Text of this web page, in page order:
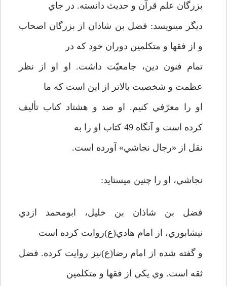
بزرگان علم قرآن و حديث دانسته. در جاي
ديگر مي­نويسد: فضل بن شاذان از بزرگان اصحاب
و از فقها و متكلمين دوران خود كه در
تمام فنون دين، جامعيّت داشت. او او از نظر
عظمت و شخصيت بالاتر از اين است كه ما
او را معرّفي كنيم. او صد و هشتاد كتاب تأليف
كرده است و آنگاه 49 كتاب او را به
نقل از «رجال نجاشي» آورده است.
نجاشي، او را چنين مي­ستايد:
فضل بن شاذان بن خليل، ابومحمد ازدي
نيشابوري، از امام هادي(ع)روايت كرده است
و گفته شده از امام رضا(ع)نيز روايت كرده. فضل
ثقه است. وي يكي از فقها و متكلمين